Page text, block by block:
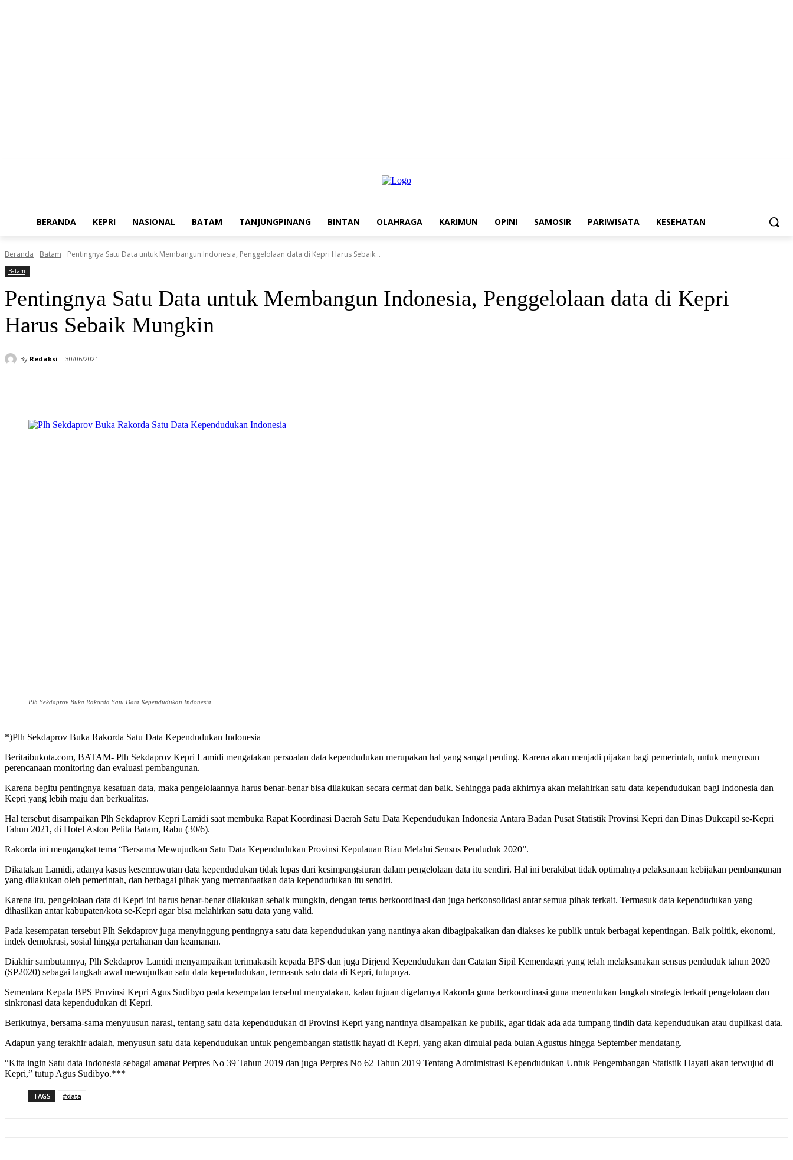
BERANDA KEPRI NASIONAL BATAM TANJUNGPINANG BINTAN OLAHRAGA KARIMUN OPINI SAMOSIR PARIWISATA KESEHATAN
Beranda Batam Pentingnya Satu Data untuk Membangun Indonesia, Penggelolaan data di Kepri Harus Sebaik...
Batam
Pentingnya Satu Data untuk Membangun Indonesia, Penggelolaan data di Kepri
Harus Sebaik Mungkin
By Redaksi 30/06/2021
Plh Sekdaprov Buka Rakorda Satu Data Kependudukan Indonesia
*)Plh Sekdaprov Buka Rakorda Satu Data Kependudukan Indonesia
Beritaibukota.com, BATAM- Plh Sekdaprov Kepri Lamidi mengatakan persoalan data kependudukan merupakan hal yang sangat penting. Karena akan menjadi pijakan bagi pemerintah, untuk menyusun
perencanaan monitoring dan evaluasi pembangunan.
Karena begitu pentingnya kesatuan data, maka pengelolaannya harus benar-benar bisa dilakukan secara cermat dan baik. Sehingga pada akhirnya akan melahirkan satu data kependudukan bagi Indonesia dan
Kepri yang lebih maju dan berkualitas.
Hal tersebut disampaikan Plh Sekdaprov Kepri Lamidi saat membuka Rapat Koordinasi Daerah Satu Data Kependudukan Indonesia Antara Badan Pusat Statistik Provinsi Kepri dan Dinas Dukcapil se-Kepri
Tahun 2021, di Hotel Aston Pelita Batam, Rabu (30/6).
Rakorda ini mengangkat tema “Bersama Mewujudkan Satu Data Kependudukan Provinsi Kepulauan Riau Melalui Sensus Penduduk 2020”.
Dikatakan Lamidi, adanya kasus kesemrawutan data kependudukan tidak lepas dari kesimpangsiuran dalam pengelolaan data itu sendiri. Hal ini berakibat tidak optimalnya pelaksanaan kebijakan pembangunan
yang dilakukan oleh pemerintah, dan berbagai pihak yang memanfaatkan data kependudukan itu sendiri.
Karena itu, pengelolaan data di Kepri ini harus benar-benar dilakukan sebaik mungkin, dengan terus berkoordinasi dan juga berkonsolidasi antar semua pihak terkait. Termasuk data kependudukan yang
dihasilkan antar kabupaten/kota se-Kepri agar bisa melahirkan satu data yang valid.
Pada kesempatan tersebut Plh Sekdaprov juga menyinggung pentingnya satu data kependudukan yang nantinya akan dibagipakaikan dan diakses ke publik untuk berbagai kepentingan. Baik politik, ekonomi,
indek demokrasi, sosial hingga pertahanan dan keamanan.
Diakhir sambutannya, Plh Sekdaprov Lamidi menyampaikan terimakasih kepada BPS dan juga Dirjend Kependudukan dan Catatan Sipil Kemendagri yang telah melaksanakan sensus penduduk tahun 2020
(SP2020) sebagai langkah awal mewujudkan satu data kependudukan, termasuk satu data di Kepri, tutupnya.
Sementara Kepala BPS Provinsi Kepri Agus Sudibyo pada kesempatan tersebut menyatakan, kalau tujuan digelarnya Rakorda guna berkoordinasi guna menentukan langkah strategis terkait pengelolaan dan
sinkronasi data kependudukan di Kepri.
Berikutnya, bersama-sama menyuusun narasi, tentang satu data kependudukan di Provinsi Kepri yang nantinya disampaikan ke publik, agar tidak ada ada tumpang tindih data kependudukan atau duplikasi data.
Adapun yang terakhir adalah, menyusun satu data kependudukan untuk pengembangan statistik hayati di Kepri, yang akan dimulai pada bulan Agustus hingga September mendatang.
“Kita ingin Satu data Indonesia sebagai amanat Perpres No 39 Tahun 2019 dan juga Perpres No 62 Tahun 2019 Tentang Admimistrasi Kependudukan Untuk Pengembangan Statistik Hayati akan terwujud di
Kepri,” tutup Agus Sudibyo.***
TAGS #data